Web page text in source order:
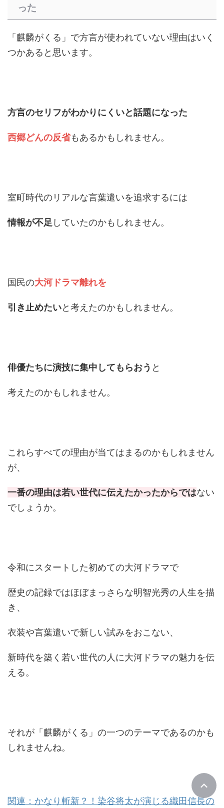
った
「麒麟がくる」で方言が使われていない理由はいく
つかあると思います。
方言のセリフがわかりにくいと話題になった
西郷どんの反省もあるかもしれません。
室町時代のリアルな言葉遣いを追求するには
情報が不足 していたのかもしれません。
国民の大河ドラマ離れを
引き止めたいと考えたのかもしれません。
俳優たちに演技に集中してもらおう と
考えたのかもしれません。
これらすべての理由が当てはまるのかもしれません
が、
一番の理由は若い世代に伝えたかったからではない
でしょうか。
令和にスタートした初めての大河ドラマで
歴史の記録ではほぼまっさらな明智光秀の人生を描
き、
衣装や言葉遣いで新しい試みをおこない、
新時代を築く若い世代の人に大河ドラマの魅力を伝
える。
それが「麒麟がくる」の一つのテーマであるのかも
しれませんね。
関連：かなり斬新？！染谷将太が演じる織田信長の